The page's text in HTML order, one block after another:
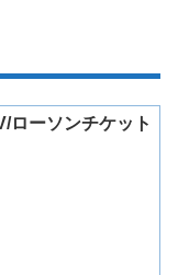
ローソンチケット